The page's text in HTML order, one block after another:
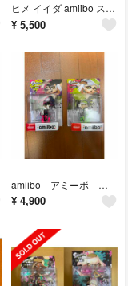
ヒメ イイダ amiibo スプラトゥーン
¥ 5,500
amiibo アミーボ ホタル アオリ 新品
¥ 4,900